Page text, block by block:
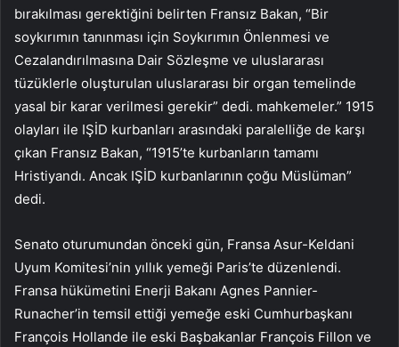
bırakılması gerektiğini belirten Fransız Bakan, “Bir
soykırımın tanınması için Soykırımın Önlenmesi ve
Cezalandırılmasına Dair Sözleşme ve uluslararası
tüzüklerle oluşturulan uluslararası bir organ temelinde
yasal bir karar verilmesi gerekir” dedi. mahkemeler.” 1915
olayları ile IŞİD kurbanları arasındaki paralelliğe de karşı
çıkan Fransız Bakan, “1915’te kurbanların tamamı
Hristiyandı. Ancak IŞİD kurbanlarının çoğu Müslüman”
dedi.
Senato oturumundan önceki gün, Fransa Asur-Keldani
Uyum Komitesi’nin yıllık yemeği Paris’te düzenlendi.
Fransa hükümetini Enerji Bakanı Agnes Pannier-
Runacher’in temsil ettiği yemeğe eski Cumhurbaşkanı
François Hollande ile eski Başbakanlar François Fillon ve